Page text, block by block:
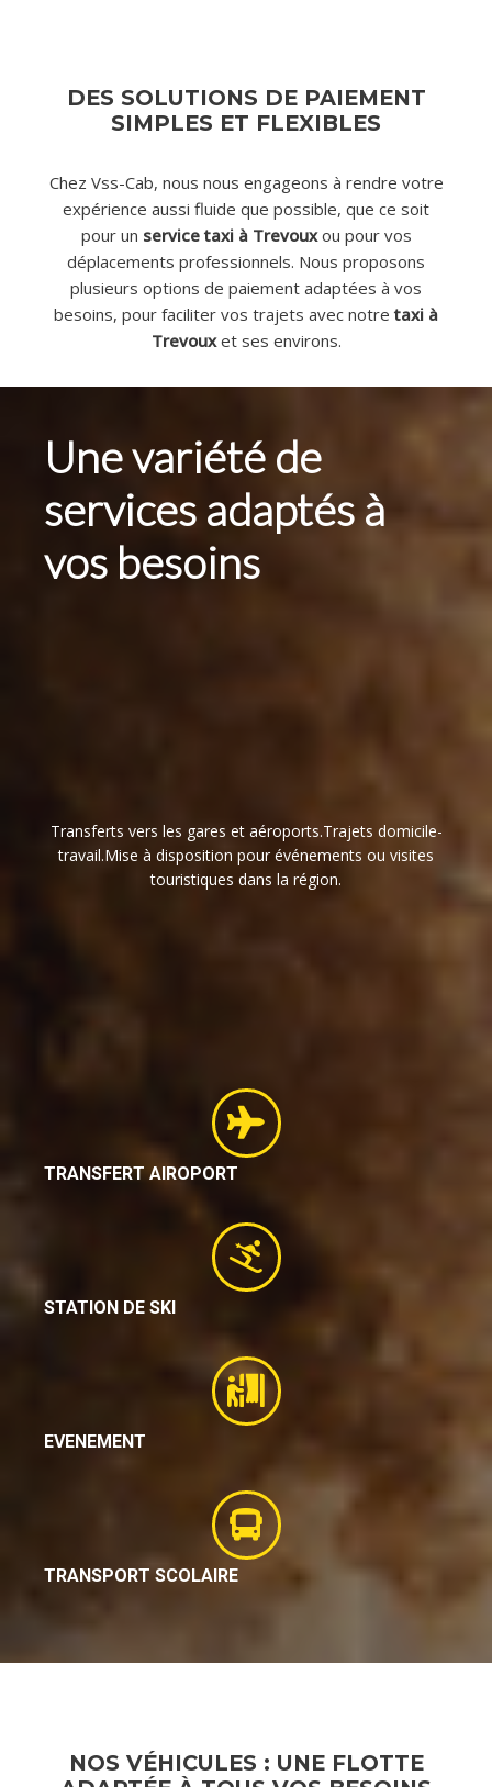
DES SOLUTIONS DE PAIEMENT
SIMPLES ET FLEXIBLES
Chez Vss-Cab, nous nous engageons à rendre votre
expérience aussi fluide que possible, que ce soit
pour un servicetaxi à Trevouxou pour vos
déplacements professionnels. Nous proposons
plusieurs options de paiement adaptées à vos
besoins, pour faciliter vos trajets avec notretaxi à
Trevouxet ses environs.
Une variété de
services adaptés à
vos besoins
Transferts vers les gares et aéroports.Trajets domicile-
travail.Mise à disposition pour événements ou visites
touristiques dans la région.
TRANSFERT AIROPORT
STATION DE SKI
EVENEMENT
TRANSPORT SCOLAIRE
NOS VÉHICULES : UNE FLOTTE